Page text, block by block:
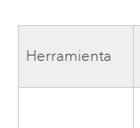
Herramienta